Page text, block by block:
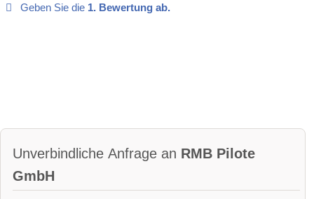
Geben Sie die 1. Bewertung ab.
Unverbindliche Anfrage an RMB Pilote
GmbH